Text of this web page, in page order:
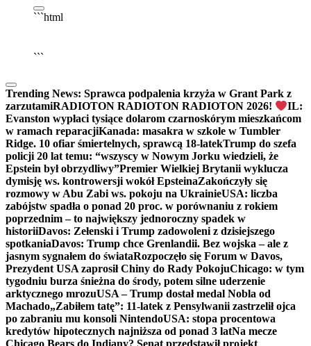
```html
```
Trending News: Sprawca podpalenia krzyża w Grant Park z
zarzutamiRADIOTON RADIOTON RADIOTON 2026!
IL:
Evanston wypłaci tysiące dolarom czarnoskórym mieszkańcom
w ramach reparacjiKanada: masakra w szkole w Tumbler
Ridge. 10 ofiar śmiertelnych, sprawcą 18-latekTrump do szefa
policji 20 lat temu: “wszyscy w Nowym Jorku wiedzieli, że
Epstein był obrzydliwy”Premier Wielkiej Brytanii wyklucza
dymisję ws. kontrowersji wokół EpsteinaZakończyły się
rozmowy w Abu Zabi ws. pokoju na UkrainieUSA: liczba
zabójstw spadła o ponad 20 proc. w porównaniu z rokiem
poprzednim – to największy jednoroczny spadek w
historiiDavos: Zełenski i Trump zadowoleni z dzisiejszego
spotkaniaDavos: Trump chce Grenlandii. Bez wojska – ale z
jasnym sygnałem do świataRozpoczęło się Forum w Davos,
Prezydent USA zaprosił Chiny do Rady PokojuChicago: w tym
tygodniu burza śnieżna do środy, potem silne uderzenie
arktycznego mrozuUSA – Trump dostał medal Nobla od
Machado„Zabiłem tatę”: 11-latek z Pensylwanii zastrzelił ojca
po zabraniu mu konsoli NintendoUSA: stopa procentowa
kredytów hipotecznych najniższa od ponad 3 latNa mecze